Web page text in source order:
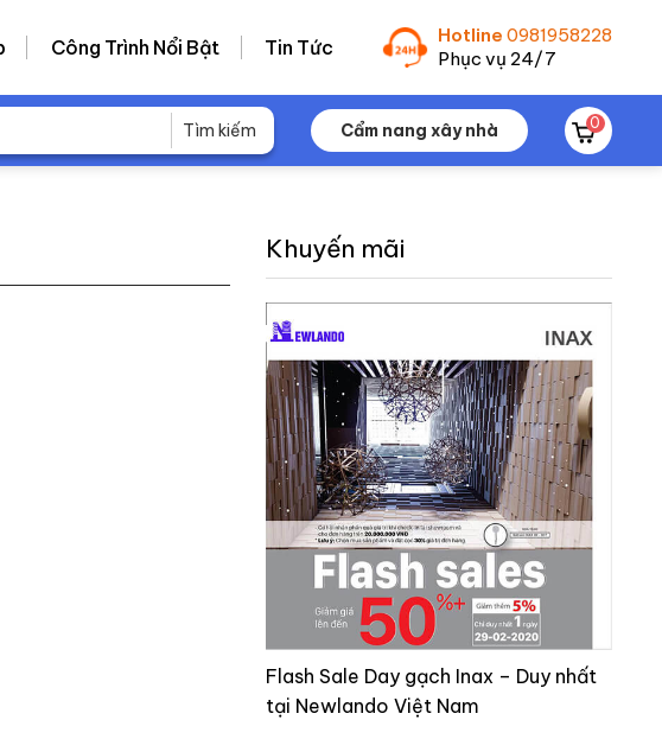
Công Trình Nổi Bật Tin Tức
Hotline 0981958228
Phục vụ 24/7
Cẩm nang xây nhà 0
Khuyến mãi
Flash Sale Day gạch Inax – Duy nhất
tại Newlando Việt Nam